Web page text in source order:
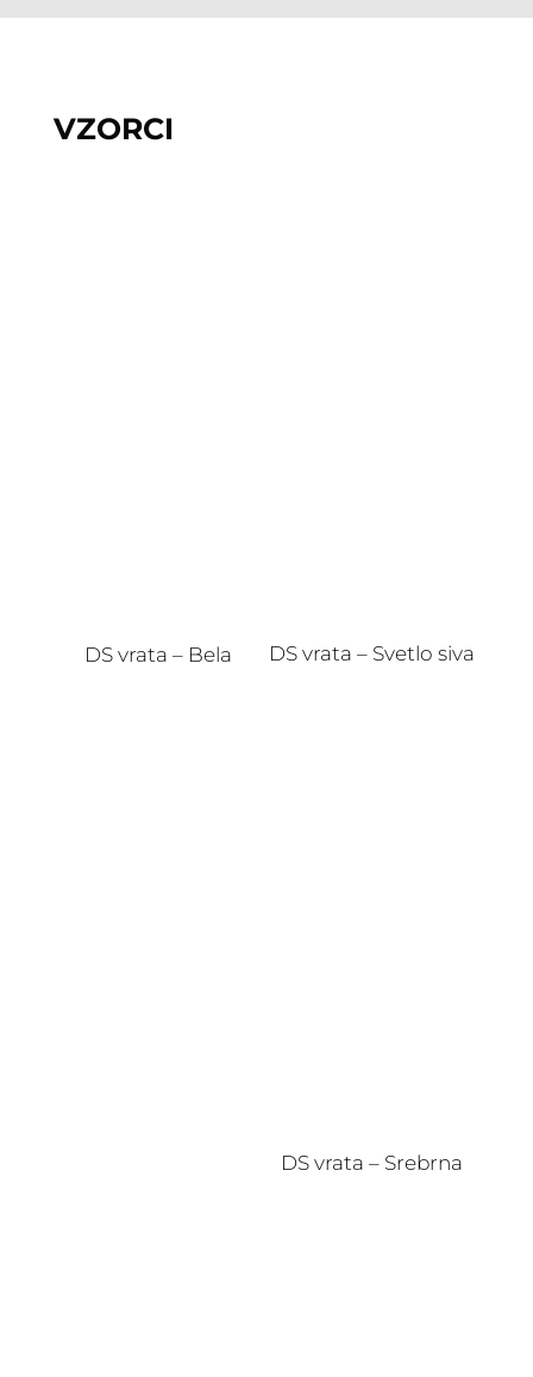
VZORCI
DS vrata – Bela DS vrata – Svetlo siva
DS vrata – Srebrna